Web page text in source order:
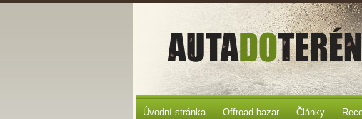
Úvodní stránka Offroad bazar Články